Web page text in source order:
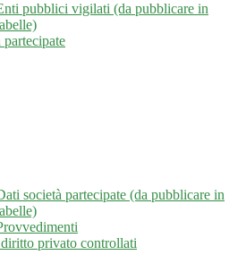
pubblici vigilati (da pubblicare in
partecipate
società partecipate (da pubblicare in
privato controllati